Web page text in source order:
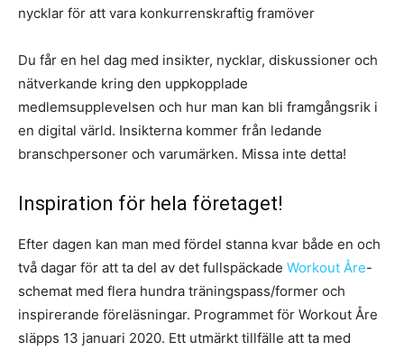
nycklar för att vara konkurrenskraftig framöver
Du får en hel dag med insikter, nycklar, diskussioner och
nätverkande kring den uppkopplade
medlemsupplevelsen och hur man kan bli framgångsrik i
en digital värld. Insikterna kommer från ledande
branschpersoner och varumärken. Missa inte detta!
Inspiration för hela företaget!
Efter dagen kan man med fördel stanna kvar både en och
två dagar för att ta del av det fullspäckade Workout Åre-
schemat med flera hundra träningspass/former och
inspirerande föreläsningar. Programmet för Workout Åre
släpps 13 januari 2020. Ett utmärkt tillfälle att ta med